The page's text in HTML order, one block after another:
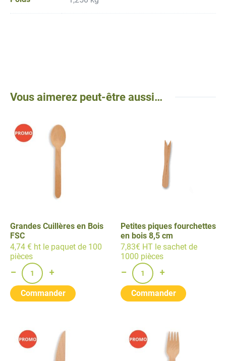
Vous aimerez peut-être aussi…
Grandes Cuillères en Bois
FSC
4,74 € ht le paquet de 100
pièces
Petites piques fourchettes
en bois 8,5 cm
7,83€ HT le sachet de
1000 pièces